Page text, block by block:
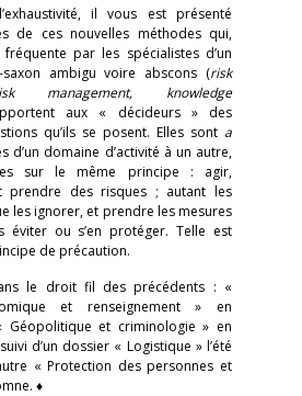
il vous est présenté
de ces nouvelles méthodes qui,
fréquente par les spécialistes d’un
saxon ambigu voire abscons (risk
management, knowledge
aux « décideurs » des
qu’ils se posent. Elles sont a
d’un domaine d’activité à un autre,
sur le même principe : agir,
prendre des risques ; autant les
les ignorer, et prendre les mesures
éviter ou s’en protéger. Telle est
de précaution.
le droit fil des précédents : «
et renseignement » en
Géopolitique et criminologie » en
d’un dossier « Logistique » l’été
« Protection des personnes et
♦